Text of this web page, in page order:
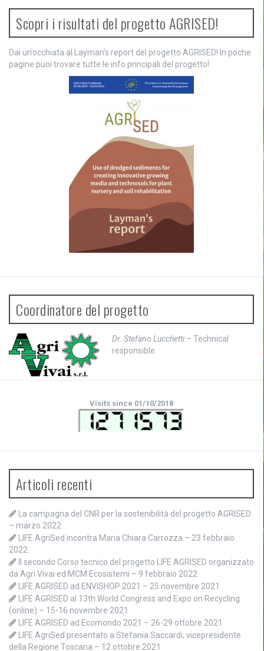
a
z
i
o
Scopri i risultati del progetto AGRISED!
Dai un’occhiata al Layman’s report del progetto AGRISED! In poche
pagine puoi trovare tutte le info principali del progetto!
Coordinatore del progetto
Dr. Stefano Lucchetti – Technical
responsible
Visits since 01/10/2018
Articoli recenti
La campagna del CNR per la sostenibilità del progetto AGRISED
– marzo 2022
LIFE AgriSed incontra Maria Chiara Carrozza – 23 febbraio
2022
Il secondo Corso tecnico del progetto LIFE AGRISED organizzato
da Agri Vivai ed MCM Ecosistemi – 9 febbraio 2022
LIFE AGRISED ad ENVISHOP 2021 – 25 novembre 2021
LIFE AGRISED al 13th World Congress and Expo on Recycling
(online) – 15-16 novembre 2021
LIFE AGRISED ad Ecomondo 2021 – 26-29 ottobre 2021
LIFE AgriSed presentato a Stefania Saccardi, vicepresidente
della Regione Toscana – 12 ottobre 2021